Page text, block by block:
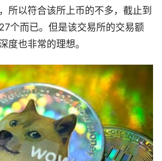
所以符合该所上币的不多，截止到
个而已。但是该交易所的交易额
度也非常的理想。